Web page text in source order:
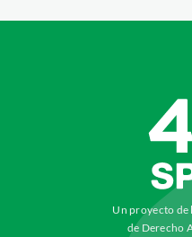
Un proyecto de
de Derecho